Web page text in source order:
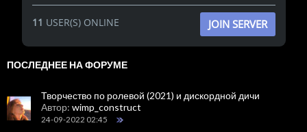
11 USER(S) ONLINE JOIN SERVER
ПОСЛЕДНЕЕ НА ФОРУМЕ
Творчество по ролевой (2021) и дискордной дичи
Автор: wimp_construct
24-09-2022 02:45